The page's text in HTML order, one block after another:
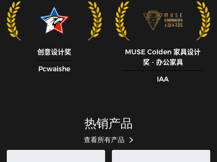
创意设计奖
Pcwaishe
MUSE CoIden 家具设计
奖 - 办公家具
IAA
热销产品
查看所有产品